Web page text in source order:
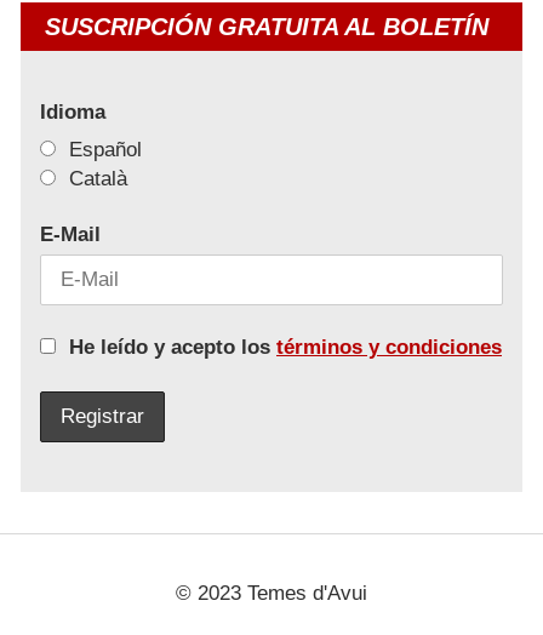
SUSCRIPCIÓN GRATUITA AL BOLETÍN
Idioma
Español
Català
E-Mail
He leído y acepto los términos y condiciones
© 2023 Temes d'Avui